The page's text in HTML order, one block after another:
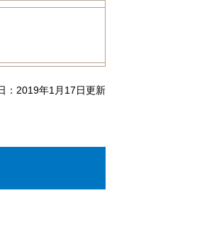
：2019年1月17日更新